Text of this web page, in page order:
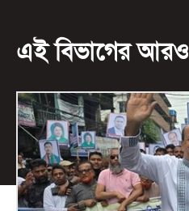
এই বিভাগের আরও